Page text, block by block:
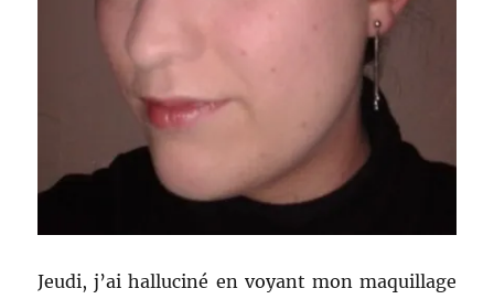
Jeudi, j’ai halluciné en voyant mon maquillage